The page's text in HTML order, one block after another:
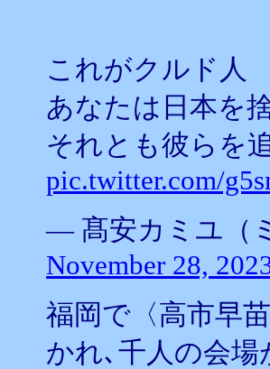
これがクルド人
あなたは日本を
それとも彼らを
pic.twitter.com/
— 髙安カミユ（
November 28,
福岡で〈高市早
かれ､千人の会